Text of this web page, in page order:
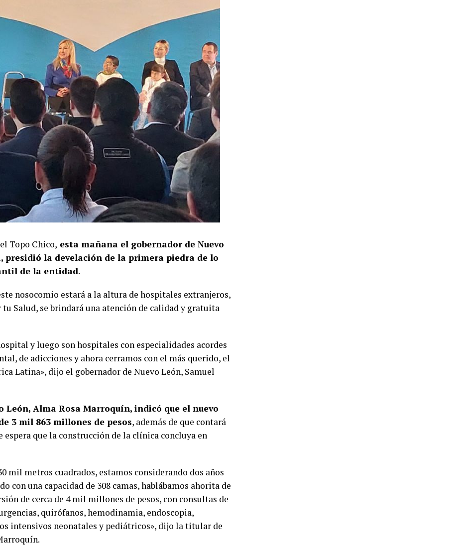
Topo Chico, esta mañana el gobernador de Nuevo
presidió la develación de la primera piedra de lo
de la entidad.
nosocomio estará a la altura de hospitales extranjeros,
Salud, se brindará una atención de calidad y gratuita
y luego son hospitales con especialidades acordes
de adicciones y ahora cerramos con el más querido, el
Latina», dijo el gobernador de Nuevo León, Samuel
León, Alma Rosa Marroquín, indicó que el nuevo
3 mil 863 millones de pesos, además de que contará
espera que la construcción de la clínica concluya en
mil metros cuadrados, estamos considerando dos años
con una capacidad de 308 camas, hablábamos ahorita de
de cerca de 4 mil millones de pesos, con consultas de
quirófanos, hemodinamia, endoscopia,
intensivos neonatales y pediátricos», dijo la titular de